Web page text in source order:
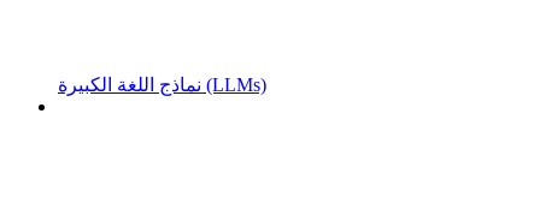
نماذج اللغة الكبيرة (LLMs)